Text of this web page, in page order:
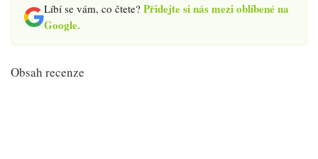
Líbí se vám, co čtete? Přidejte si nás mezi oblíbené na
Google.
Obsah recenze